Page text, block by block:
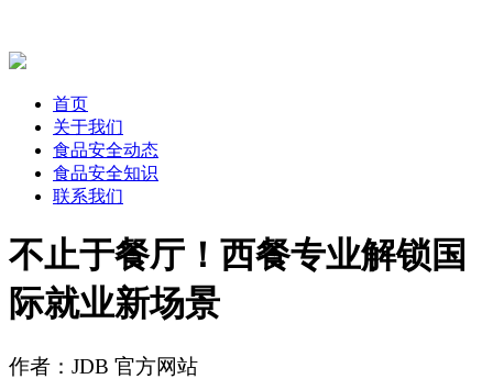
首页
关于我们
食品安全动态
食品安全知识
联系我们
不止于餐厅！西餐专业解锁国
际就业新场景
作者：JDB 官方网站